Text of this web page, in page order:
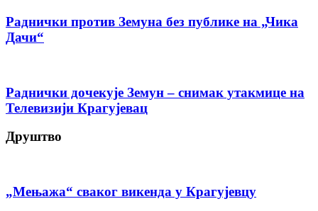
Раднички против Земуна без публике на „Чика
Дачи“
Раднички дочекује Земун – снимак утакмице на
Телевизији Крагујевац
Друштво
„Мењажа“ сваког викенда у Крагујевцу